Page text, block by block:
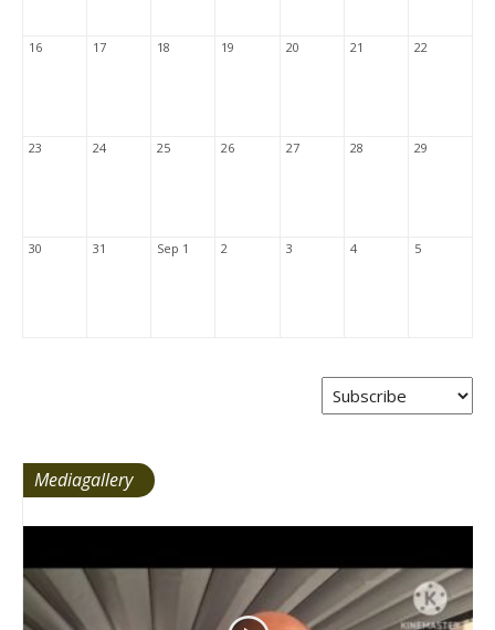
16 17 18 19 20 21 22
23 24 25 26 27 28 29
30 31 Sep 1 2 3 4 5
Mediagallery